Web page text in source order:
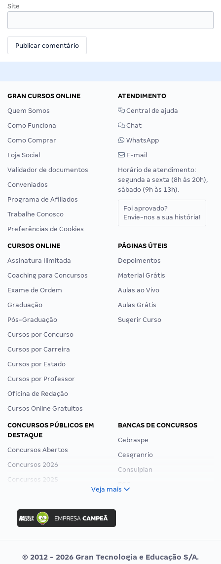
Site
GRAN CURSOS ONLINE
Quem Somos
Como Funciona
Como Comprar
Loja Social
Validador de documentos
Conveniados
Programa de Afiliados
Trabalhe Conosco
Preferências de Cookies
ATENDIMENTO
Central de ajuda
Chat
WhatsApp
E-mail
Horário de atendimento:
segunda a sexta (8h às 20h),
sábado (9h às 13h).
Foi aprovado?
Envie-nos a sua história!
CURSOS ONLINE
Assinatura Ilimitada
Coaching para Concursos
Exame de Ordem
Graduação
Pós-Graduação
Cursos por Concurso
Cursos por Carreira
Cursos por Estado
Cursos por Professor
Oficina de Redação
Cursos Online Gratuitos
PÁGINAS ÚTEIS
Depoimentos
Material Grátis
Aulas ao Vivo
Aulas Grátis
Sugerir Curso
CONCURSOS PÚBLICOS EM
DESTAQUE
Concursos Abertos
Concursos 2026
Concursos 2025
Concurso Ibama
Concurso MPU
Editais publicados
BANCAS DE CONCURSOS
Cebraspe
Cesgranrio
Consulplan
Vunesp
Veja mais
© 2012 - 2026 Gran Tecnologia e Educação S/A.